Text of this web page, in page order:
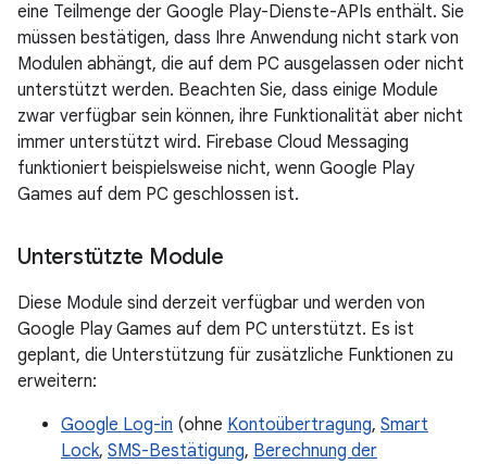
eine Teilmenge der Google Play-Dienste-APIs enthält. Sie
müssen bestätigen, dass Ihre Anwendung nicht stark von
Modulen abhängt, die auf dem PC ausgelassen oder nicht
unterstützt werden. Beachten Sie, dass einige Module
zwar verfügbar sein können, ihre Funktionalität aber nicht
immer unterstützt wird. Firebase Cloud Messaging
funktioniert beispielsweise nicht, wenn Google Play
Games auf dem PC geschlossen ist.
Unterstützte Module
Diese Module sind derzeit verfügbar und werden von
Google Play Games auf dem PC unterstützt. Es ist
geplant, die Unterstützung für zusätzliche Funktionen zu
erweitern:
Google Log-in (ohne Kontoübertragung, Smart
Lock, SMS-Bestätigung, Berechnung der